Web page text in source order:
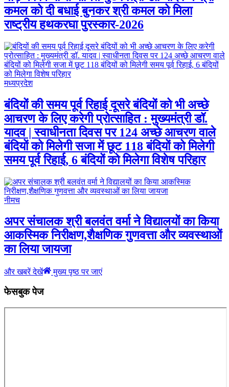
कमल को दी बधाई बुनकर श्री कमल को मिला
राष्ट्रीय हथकरघा पुरस्कार-2026
मध्यप्रदेश
बंदियों की समय पूर्व रिहाई दूसरे बंदियों को भी अच्छे
आचरण के लिए करेगी प्रोत्साहित : मुख्यमंत्री डॉ.
यादव | स्वाधीनता दिवस पर 124 अच्छे आचरण वाले
बंदियों को मिलेगी सजा में छूट 118 बंदियों को मिलेगी
समय पूर्व रिहाई, 6 बंदियों को मिलेगा विशेष परिहार
नीमच
अपर संचालक श्री बलवंत वर्मा ने विद्यालयों का किया
आकस्मिक निरीक्षण,शैक्षणिक गुणवत्ता और व्यवस्थाओं
का लिया जायजा
और खबरें देखें मुख्य पृष्ठ पर जाएं
फेसबुक पेज